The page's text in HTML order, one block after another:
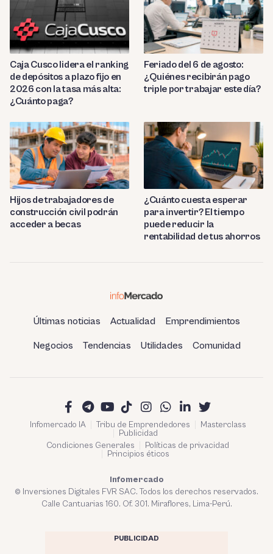
Caja Cusco lidera el ranking
de depósitos a plazo fijo en
2026 con la tasa más alta:
¿Cuánto paga?
Feriado del 6 de agosto:
¿Quiénes recibirán pago
triple por trabajar este día?
Hijos de trabajadores de
construcción civil podrán
acceder a becas
¿Cuánto cuesta esperar
para invertir? El tiempo
puede reducir la
rentabilidad de tus ahorros
Últimas noticias Actualidad Emprendimientos
Negocios Tendencias Utilidades Comunidad
Infomercado IA Tribu de Emprendedores
Masterclass
Publicidad
Condiciones Generales
Políticas de privacidad
Principios éticos
Infomercado
© Inversiones Digitales FVR SAC. Todos los derechos reservados.
Calle Cantuarias 160. Of. 301. Miraflores, Lima-Perú.
PUBLICIDAD